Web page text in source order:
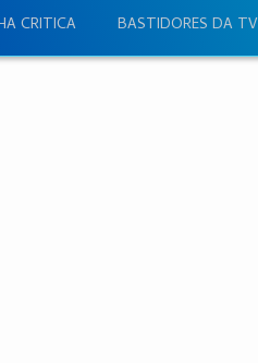
CRITICA BASTIDORES DA TV